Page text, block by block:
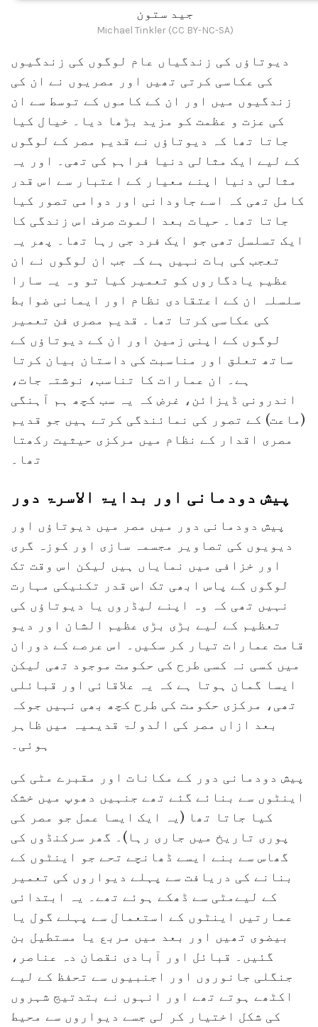
جید ستون
Michael Tinkler (CC BY-NC-SA)
دیوتاؤں کی زندگیاں عام لوگوں کی زندگیوں
کی عکاسی کرتی تھیں اور مصریوں نے ان کی
زندگیوں میں اور ان کے کاموں کے توسط سے ان
کی عزت و عظمت کو مزید بڑھا دیا۔ خیال کیا
جاتا تھا کہ دیوتاؤں نے قدیم مصر کے لوگوں
کے لیے ایک مثالی دنیا فراہم کی تھی۔ اور یہ
مثالی دنیا اپنے معیار کے اعتبار سے اس قدر
کامل تھی کہ اسے جاودانی اور دوامی تصور کیا
جاتا تھا۔ حیات بعد الموت صرف اس زندگی کا
ایک تسلسل تھی جو ایک فرد جی رہا تھا۔ پھر یہ
تعجب کی بات نہیں ہے کہ جب ان لوگوں نے ان
عظیم یادگاروں کو تعمیر کیا تو وہ یہ سارا
سلسلہ ان کے اعتقادی نظام اور ایمانی ضوابط
کی عکاسی کرتا تھا۔ قدیم مصری فن تعمیر
لوگوں کے اپنی زمین اور ان کے دیوتاؤں کے
ساتھ تعلق اور مناسبت کی داستان بیان کرتا
ہے۔ ان عمارات کا تناسب، نوشتہ جات،
اندرونی ڈیزائن، غرض کہ یہ سب کچھ ہم آہنگی
(ماعت) کے تصور کی نمائندگی کرتے ہیں جو قدیم
مصری اقدار کے نظام میں مرکزی حیثیت رکھتا
تھا۔
پیش دودمانی اور بدایۃ الاسرۃ دور
پیش دودمانی دور میں مصر میں دیوتاؤں اور
دیویوں کی تصاویر مجسمہ سازی اور کوزہ گری
اور خزافی میں نمایاں ہیں لیکن اس وقت تک
لوگوں کے پاس ابھی تک اس قدر تکنیکی مہارت
نہیں تھی کہ وہ اپنے لیڈروں یا دیوتاؤں کی
تعظیم کے لیے بڑی بڑی عظیم الشان اور دیو
قامت عمارات تیار کر سکیں۔ اس عرصے کے دوران
میں کسی نہ کسی طرح کی حکومت موجود تھی لیکن
ایسا گمان ہوتا ہے کہ یہ علاقائی اور قبائلی
تھی، مرکزی حکومت کی طرح کچھ بھی نہیں جوکہ
بعد ازاں مصر کی الدولۃ قدیمیہ میں ظاہر
ہوئی۔
پیش دودمانی دور کے مکانات اور مقبرے مٹی کی
اینٹوں سے بنائے گئے تھے جنہیں دھوپ میں خشک
کیا جاتا تھا (یہ ایک ایسا عمل جو مصر کی
پوری تاریخ میں جاری رہا)۔ گھر سرکنڈوں کی
گھاس سے بنے ایسے ڈھانچے تحے جو اینٹوں کے
بنانے کی دریافت سے پہلے دیواروں کی تعمیر
کے لیےمٹی سے ڈھکے ہوئے تھے۔ یہ ابتدائی
عمارتیں اینٹوں کے استعمال سے پہلے گول یا
بیضوی تھیں اور بعد میں مربع یا مستطیل بن
گئیں۔ قبائل اور آبادی نقصان دہ عناصر،
جنگلی جانوروں اور اجنبیوں سے تحفظ کے لیے
اکٹھے ہوتے تھے اور انہوں نے بتدتیج شہروں
کی شکل اختیار کر لی جسے دیواروں سے محیط